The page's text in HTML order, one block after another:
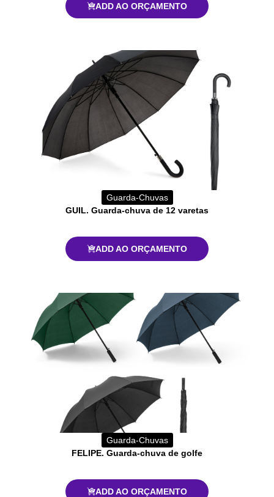
ADD AO ORÇAMENTO
Guarda-Chuvas
GUIL. Guarda-chuva de 12 varetas
ADD AO ORÇAMENTO
Guarda-Chuvas
FELIPE. Guarda-chuva de golfe
ADD AO ORÇAMENTO